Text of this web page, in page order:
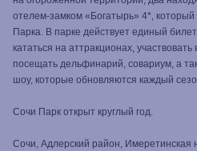
отелем-замком «Богатырь» 4*,
Парка. В парке действует единый
кататься на аттракционах,
посещать дельфинарий, совариум, а
шоу, которые обновляются каждый
Сочи Парк открыт круглый год.
Сочи, Адлерский район, Имеретинская